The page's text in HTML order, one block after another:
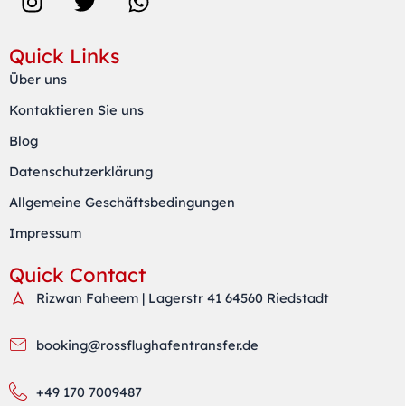
I
s
t
g
r
a
T
i
e
W
a
p
Quick Links
Über uns
Kontaktieren Sie uns
Blog
Datenschutzerklärung
Allgemeine Geschäftsbedingungen
Impressum
Quick Contact
Rizwan Faheem | Lagerstr 41 64560 Riedstadt
booking@rossflughafentransfer.de
+49 170 7009487